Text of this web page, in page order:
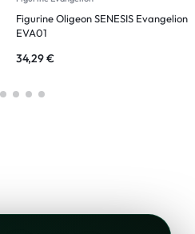
Figurine Oligeon SENESIS Evangelion
EVA01
34,29€